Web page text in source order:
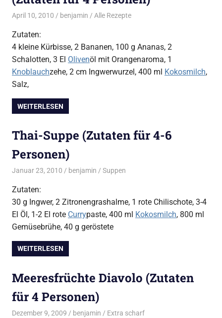
April 10, 2010 benjamin Alle Rezepte
Zutaten:
4 kleine Kürbisse, 2 Bananen, 100 g Ananas, 2
Schalotten, 3 El Olivenöl mit Orangenaroma, 1
Knoblauchzehe, 2 cm Ingwerwurzel, 400 ml Kokosmilch,
Salz,
WEITERLESEN
Thai-Suppe (Zutaten für 4-6
Personen)
Januar 23, 2010 benjamin Suppen
Zutaten:
30 g Ingwer, 2 Zitronengrashalme, 1 rote Chilischote, 3-4
El Öl, 1-2 El rote Currypaste, 400 ml Kokosmilch, 800 ml
Gemüsebrühe, 40 g geröstete
WEITERLESEN
Meeresfrüchte Diavolo (Zutaten
für 4 Personen)
Dezember 9, 2009 benjamin Extra scharf